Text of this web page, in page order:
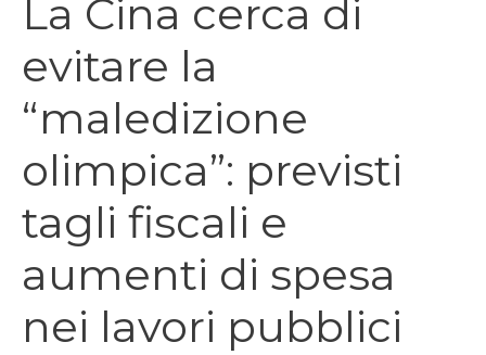
La Cina cerca di
evitare la
“maledizione
olimpica”: previsti
tagli fiscali e
aumenti di spesa
nei lavori pubblici